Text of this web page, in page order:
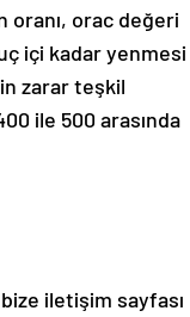
oranı, orac değeri
içi kadar yenmesi
zarar teşkil
ile 500 arasında
iletişim sayfası